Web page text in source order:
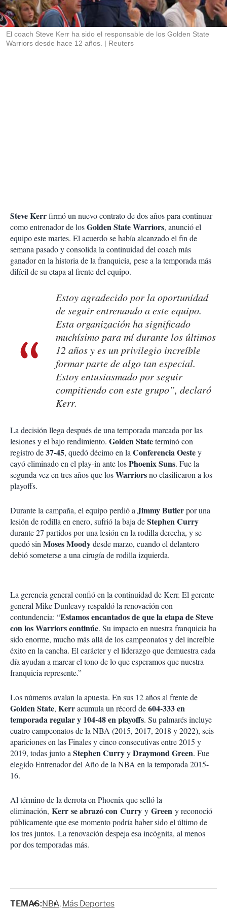
t
i
r
El coach Steve Kerr ha sido el responsable de los Golden State
Warriors desde hace 12 años.
Reuters
Steve Kerrfirmó un nuevo contrato de dos años para continuar
como entrenador de losGolden State Warriors, anunció el
equipo este martes. El acuerdo se había alcanzado el fin de
semana pasado y consolida la continuidad del coach más
ganador en la historia de la franquicia, pese a la temporada más
difícil de su etapa al frente del equipo.
Estoy agradecido por la oportunidad
de seguir entrenando a este equipo.
Esta organización ha significado
muchísimo para mí durante los últimos
12 años y es un privilegio increíble
formar parte de algo tan especial.
Estoy entusiasmado por seguir
compitiendo con este grupo”, declaró
Kerr.
La decisión llega después de una temporada marcada por las
lesiones y el bajo rendimiento. Golden Stateterminó con
registro de37-45, quedó décimo en laConferencia Oestey
cayó eliminado en el play-in ante losPhoenix Suns. Fue la
segunda vez en tres años que losWarriorsno clasificaron a los
playoffs.
Durante la campaña, el equipo perdió aJimmy Butlerpor una
lesión de rodilla en enero, sufrió la baja deStephen Curry
durante 27 partidos por una lesión en la rodilla derecha, y se
quedó sinMoses Moodydesde marzo, cuando el delantero
debió someterse a una cirugía de rodilla izquierda.
La gerencia general confió en la continuidad de Kerr. El gerente
general Mike Dunleavy respaldó la renovación con
contundencia: “Estamos encantados de que la etapa de Steve
con los Warriors continúe. Su impacto en nuestra franquicia ha
sido enorme, mucho más allá de los campeonatos y del increíble
éxito en la cancha. El carácter y el liderazgo que demuestra cada
día ayudan a marcar el tono de lo que esperamos que nuestra
franquicia represente.”
Los números avalan la apuesta. En sus 12 años al frente de
Golden State, Kerracumula un récord de604-333 en
temporada regular y 104-48 en playoffs. Su palmarés incluye
cuatro campeonatos de la NBA (2015, 2017, 2018 y 2022), seis
apariciones en las Finales y cinco consecutivas entre 2015 y
2019, todas junto aStephen CurryyDraymond Green. Fue
elegido Entrenador del Año de la NBA en la temporada 2015-
16.
Al término de la derrota en Phoenix que selló la
eliminación, Kerr se abrazó con Curry y Green y reconoció
públicamente que ese momento podría haber sido el último de
los tres juntos. La renovación despeja esa incógnita, al menos
por dos temporadas más.
TEMAS:NBA Más Deportes